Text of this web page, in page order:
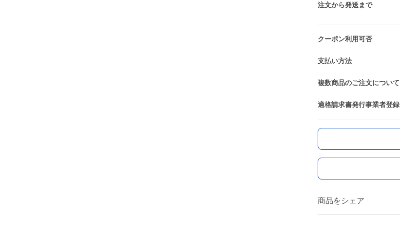
注文から発送まで
クーポン利用可否
支払い方法
複数商品のご注文について
適格請求書発行事業者登録
商品をシェア